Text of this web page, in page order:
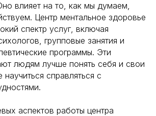
влияет на то, как мы думаем,
Центр ментальное здоровье
спектр услуг, включая
групповые занятия и
программы. Эти
людям лучше понять себя и свои
справляться с
аспектов работы центра